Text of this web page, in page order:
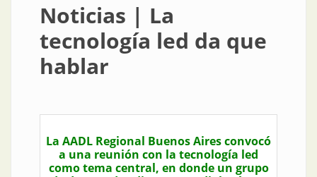
Noticias | La
tecnología led da que
hablar
La AADL Regional Buenos Aires convocó
a una reunión con la tecnología led
como tema central, en donde un grupo